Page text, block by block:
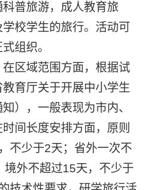
普旅游，成人教育旅
校学生的旅行。活动可
组织。
区域范围方面，根据试
育厅关于开展中小学生
），一般表现为市内、
间长度安排方面，原则
不少于2天；省外一次不
境外不超过15天，不少于